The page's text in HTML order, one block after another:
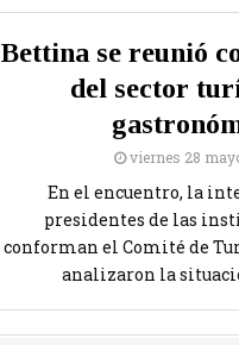
Bettina se reunió
del sector
viernes 28
En el encuentro, la
presidentes de las
conforman el Comité de
analizaron la